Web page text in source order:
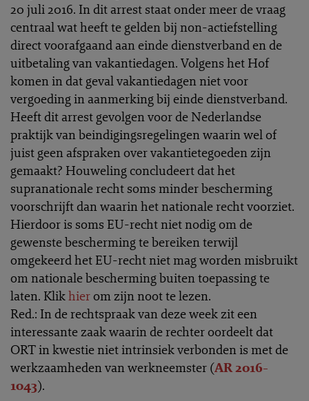
20 juli 2016. In dit arrest staat onder meer de vraag
centraal wat heeft te gelden bij non-actiefstelling
direct voorafgaand aan einde dienstverband en de
uitbetaling van vakantiedagen. Volgens het Hof
komen in dat geval vakantiedagen niet voor
vergoeding in aanmerking bij einde dienstverband.
Heeft dit arrest gevolgen voor de Nederlandse
praktijk van beindigingsregelingen waarin wel of
juist geen afspraken over vakantietegoeden zijn
gemaakt? Houweling concludeert dat het
supranationale recht soms minder bescherming
voorschrijft dan waarin het nationale recht voorziet.
Hierdoor is soms EU-recht niet nodig om de
gewenste bescherming te bereiken terwijl
omgekeerd het EU-recht niet mag worden misbruikt
om nationale bescherming buiten toepassing te
laten. Klikhierom zijn noot te lezen.
Red.: In de rechtspraak van deze week zit een
interessante zaak waarin de rechter oordeelt dat
ORT in kwestie niet intrinsiek verbonden is met de
werkzaamheden van werkneemster (AR 2016-
1043).